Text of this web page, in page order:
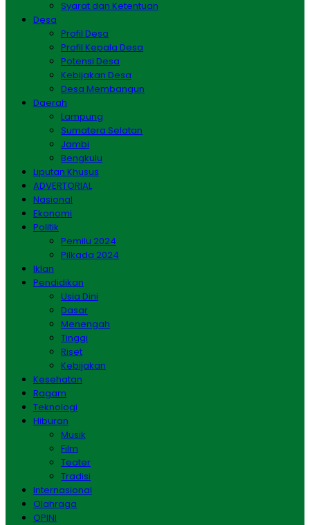
Syarat dan Ketentuan
Desa
Profil Desa
Profil Kepala Desa
Potensi Desa
Kebijakan Desa
Desa Membangun
Daerah
Lampung
Sumatera Selatan
Jambi
Bengkulu
Liputan Khusus
ADVERTORIAL
Nasional
Ekonomi
Politik
Pemilu 2024
Pilkada 2024
Iklan
Pendidikan
Usia Dini
Dasar
Menengah
Tinggi
Riset
Kebijakan
Kesehatan
Ragam
Teknologi
Hiburan
Musik
Film
Teater
Tradisi
Internasional
Olahraga
OPINI